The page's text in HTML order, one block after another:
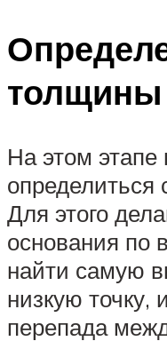
толщины
На этом
определиться
Для этого
основания по
найти самую
низкую точку,
перепада